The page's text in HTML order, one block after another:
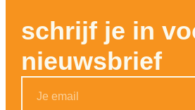
schrijf je in
nieuwsbrief